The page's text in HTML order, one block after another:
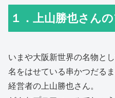
１．上山勝也さん
いまや大阪新世界の名物と
名をはせている串かつだる
経営者の上山勝也さん。